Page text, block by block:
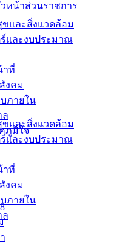
และสิ่งแวดล้อม
และงบประมาณ
าที่
งคม
ภายใน
ล
ภูมิใจ
หน้าส่วนราชการ
และสิ่งแวดล้อม
และงบประมาณ
าที่
งคม
ภายใน
ล